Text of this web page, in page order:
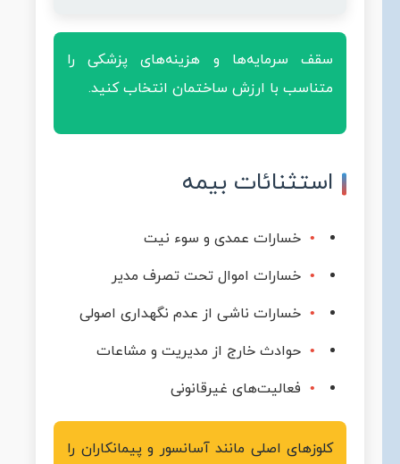
سقف سرمایه‌ها و هزینه‌های پزشکی را
متناسب با ارزش ساختمان انتخاب کنید.
استثنائات بیمه
خسارات عمدی و سوء نیت
خسارات اموال تحت تصرف مدیر
خسارات ناشی از عدم نگهداری اصولی
حوادث خارج از مدیریت و مشاعات
فعالیت‌های غیرقانونی
کلوزهای اصلی مانند آسانسور و پیمانکاران را